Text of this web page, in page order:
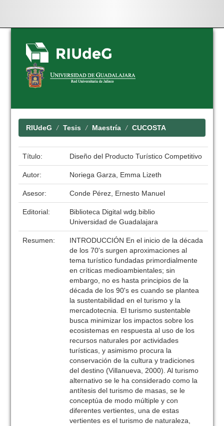
Skip
navigation
RIUdeG Tesis Maestría CUCOSTA
Título: Diseño del Producto Turístico Competitivo
Autor: Noriega Garza, Emma Lizeth
Asesor: Conde Pérez, Ernesto Manuel
Editorial:
Biblioteca Digital wdg.biblio
Universidad de Guadalajara
Resumen:
INTRODUCCIÓN En el inicio de la década
de los 70's surgen aproximaciones al
tema turístico fundadas primordialmente
en críticas medioambientales; sin
embargo, no es hasta principios de la
década de los 90's es cuando se plantea
la sustentabilidad en el turismo y la
mercadotecnia. El turismo sustentable
busca minimizar los impactos sobre los
ecosistemas en respuesta al uso de los
recursos naturales por actividades
turísticas, y asimismo procura la
conservación de la cultura y tradiciones
del destino (Villanueva, 2000). Al turismo
alternativo se le ha considerado como la
antítesis del turismo de masas, se le
conceptúa de modo múltiple y con
diferentes vertientes, una de estas
vertientes es el turismo de naturaleza,